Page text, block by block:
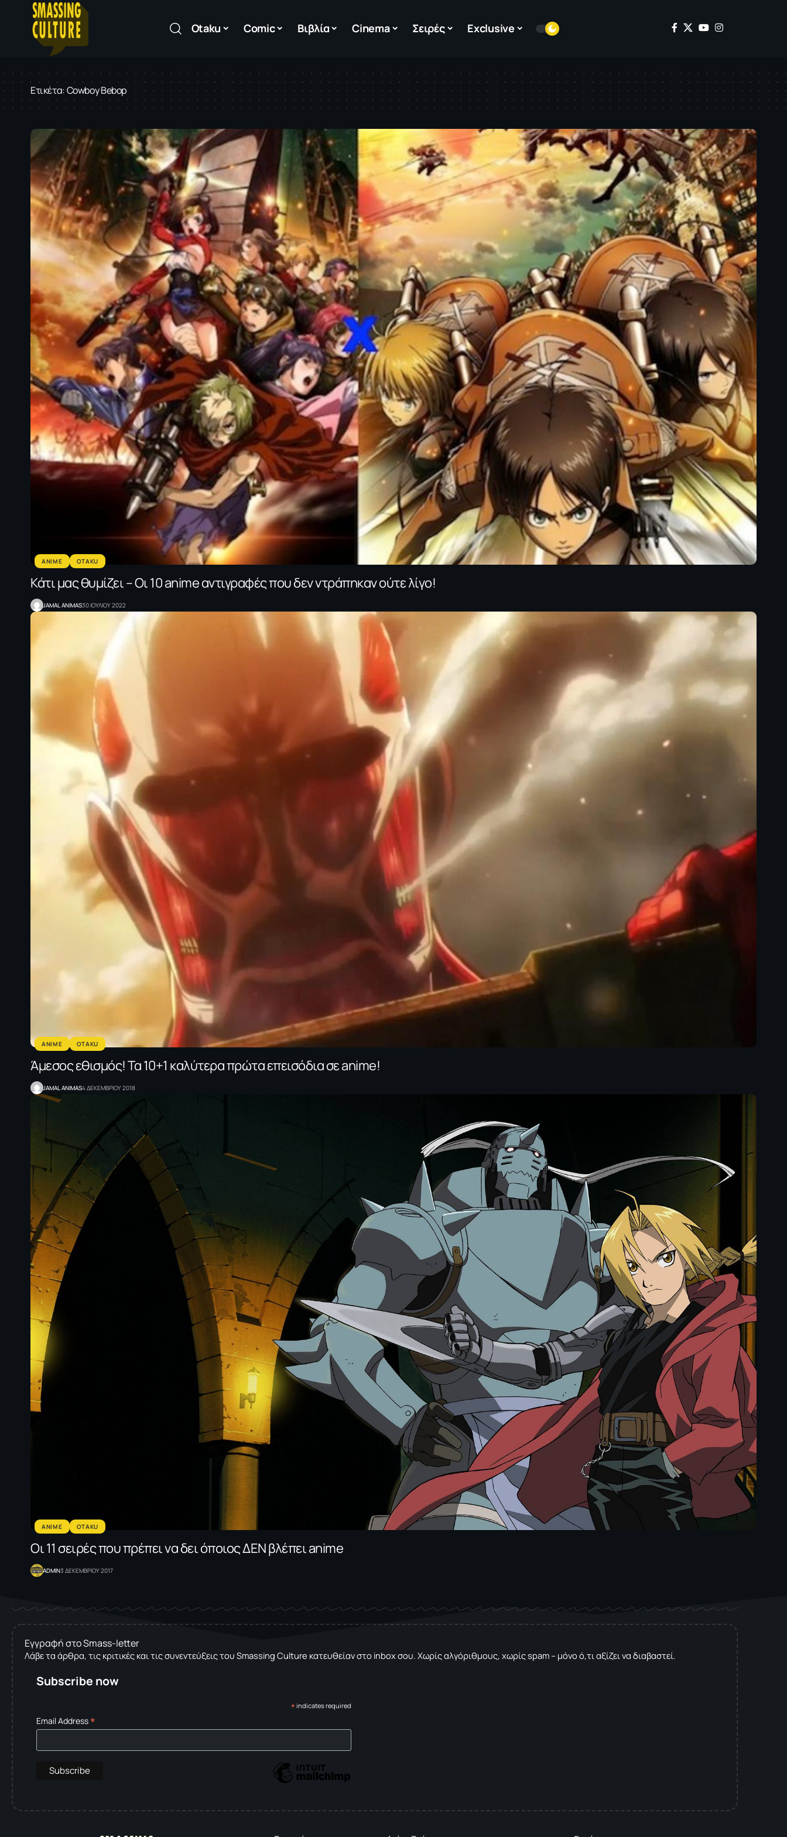
Otaku Comic Βιβλία Cinema Σειρές Exclusive
Ετικέτα:Cowboy Bebop
ANIME OTAKU
Κάτι μας θυμίζει – Οι 10 anime αντιγραφές που δεν ντράπηκαν ούτε λίγο!
JAMAL ANIMAS30 ΙΟΥΛΙΟΥ 2022
ANIME OTAKU
Άμεσος εθισμός! Τα 10+1 καλύτερα πρώτα επεισόδια σε anime!
JAMAL ANIMAS4 ΔΕΚΕΜΒΡΙΟΥ 2018
ANIME OTAKU
Οι 11 σειρές που πρέπει να δει όποιος ΔΕΝ βλέπει anime
ADMIN3 ΔΕΚΕΜΒΡΙΟΥ 2017
Εγγραφή στο Smass-letter
Λάβε τα άρθρα, τις κριτικές και τις συνεντεύξεις του Smassing Culture κατευθείαν στο inbox σου. Χωρίς αλγόριθμους, χωρίς spam – μόνο ό,τι αξίζει να διαβαστεί.
Subscribe now
* indicates required
Email Address*